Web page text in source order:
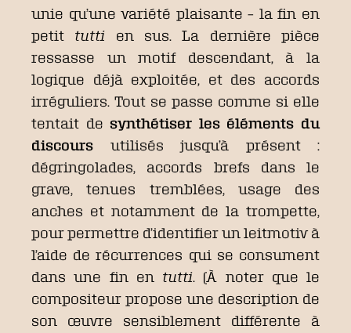
unie qu’une variété plaisante – la fin en
petit tutti en sus. La dernière pièce
ressasse un motif descendant, à la
logique déjà exploitée, et des accords
irréguliers. Tout se passe comme si elle
tentait desynthétiser les éléments du
discours utilisés jusqu’à présent :
dégringolades, accords brefs dans le
grave, tenues tremblées, usage des
anches et notamment de la trompette,
pour permettre d’identifier un leitmotiv à
l’aide de récurrences qui se consument
dans une fin en tutti . (À noter que le
compositeur propose une description de
son œuvre sensiblement différente à